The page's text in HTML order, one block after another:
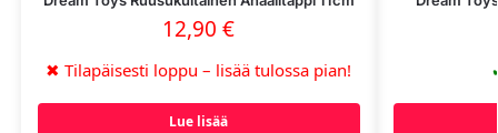
12,90€
✖ Tilapäisesti loppu – lisää tulossa pian!
Lue lisää